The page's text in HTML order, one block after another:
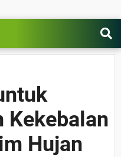
Kekebalan
Hujan